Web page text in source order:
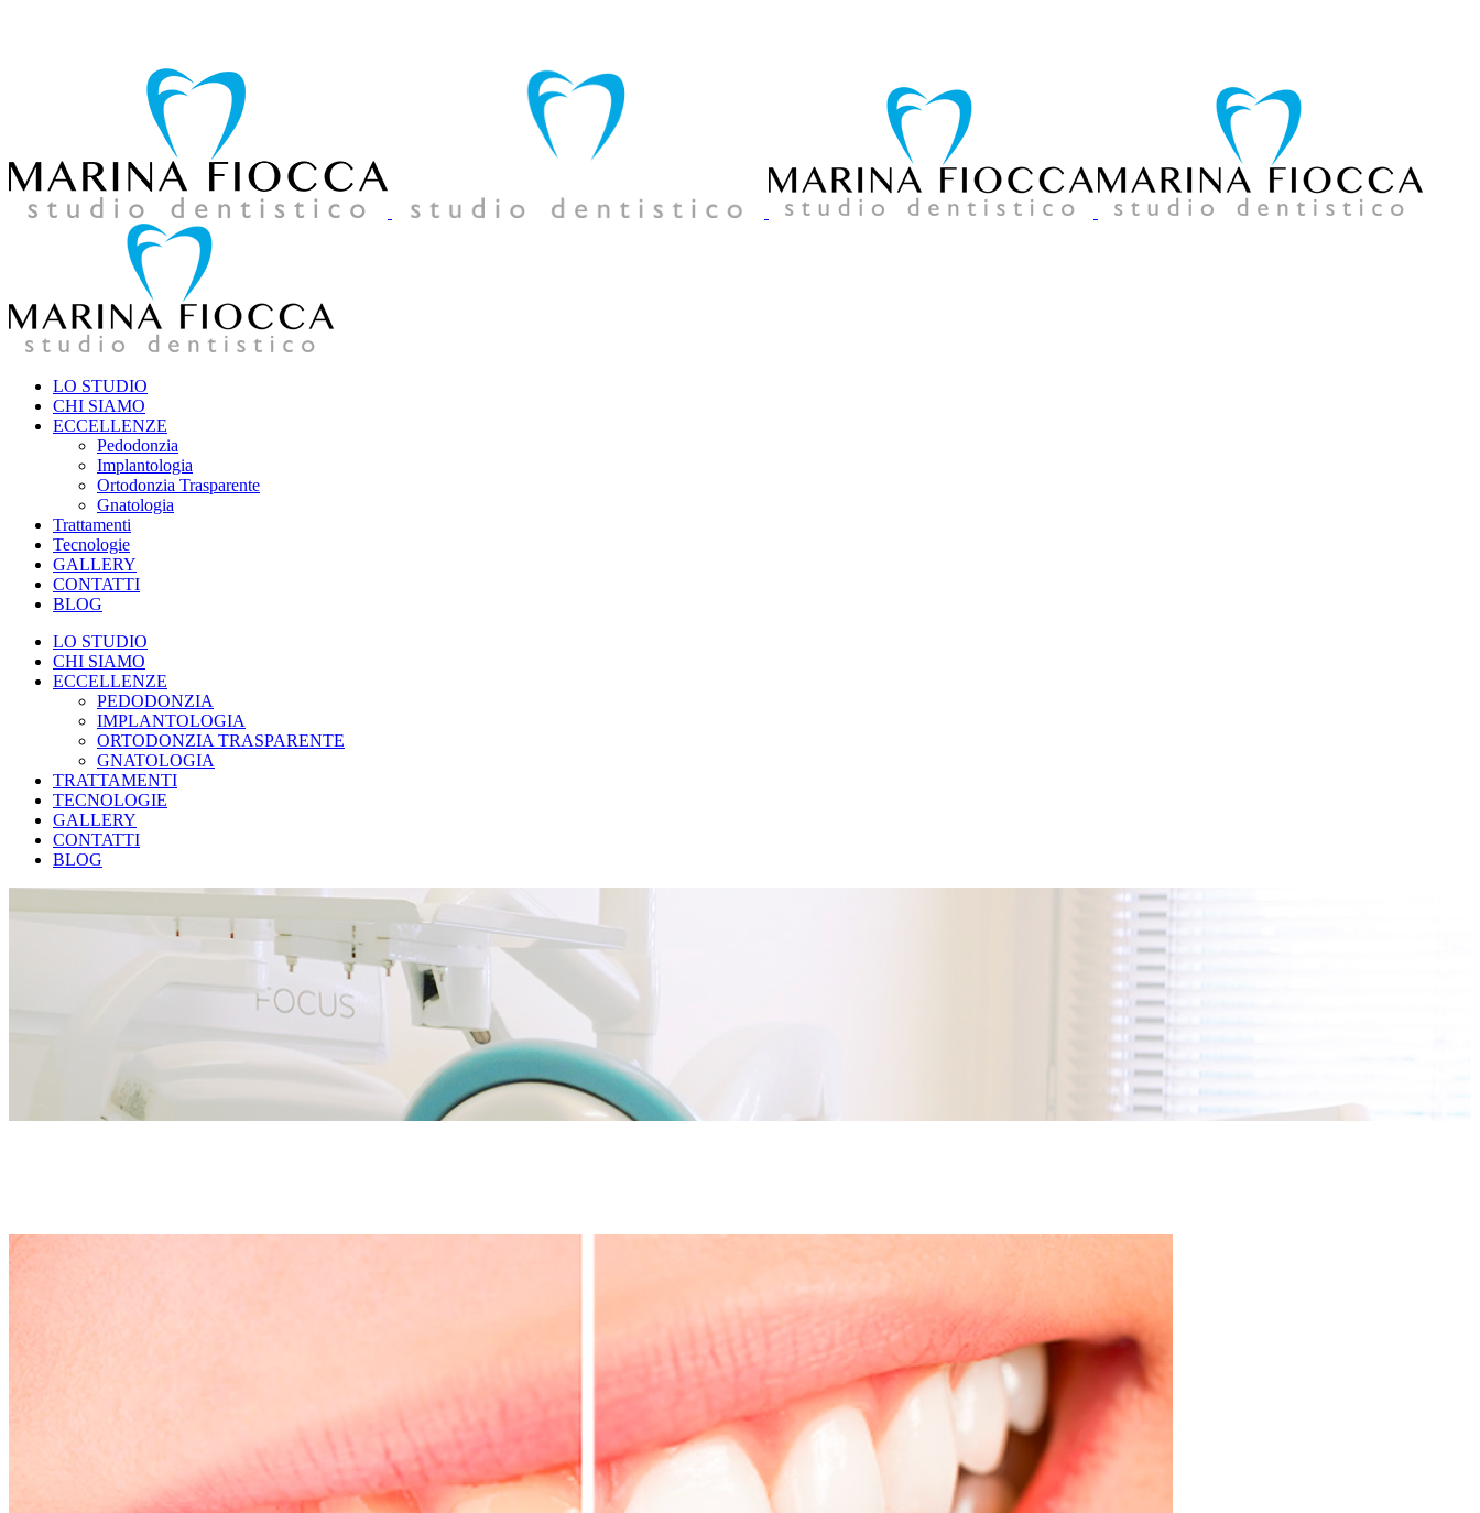
amministrazione@studiodentistico-fiocca.it
LO STUDIO
CHI SIAMO
ECCELLENZE
Pedodonzia
Implantologia
Ortodonzia Trasparente
Gnatologia
Trattamenti
Tecnologie
GALLERY
CONTATTI
BLOG
LO STUDIO
CHI SIAMO
ECCELLENZE
PEDODONZIA
IMPLANTOLOGIA
ORTODONZIA TRASPARENTE
GNATOLOGIA
TRATTAMENTI
TECNOLOGIE
GALLERY
CONTATTI
BLOG